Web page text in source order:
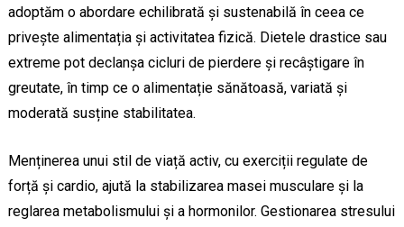
adoptăm o abordare echilibrată și sustenabilă în ceea ce
privește alimentația și activitatea fizică. Dietele drastice sau
extreme pot declanșa cicluri de pierdere și recâștigare în
greutate, în timp ce o alimentație sănătoasă, variată și
moderată susține stabilitatea.
Menținerea unui stil de viață activ, cu exerciții regulate de
forță și cardio, ajută la stabilizarea masei musculare și la
reglarea metabolismului și a hormonilor. Gestionarea stresului